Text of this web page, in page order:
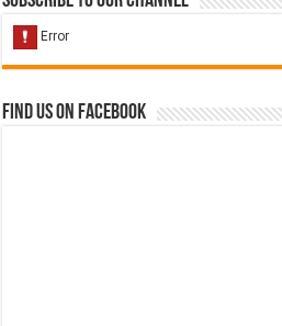
Find us on Facebook